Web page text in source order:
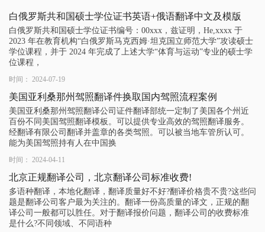
白俄罗斯共和国硕士学位证书英语+俄语翻译中文及模版
白俄罗斯共和国硕士学位证书编号：00xxx，兹证明，He,xxxx 于
2023 年在教育机构“白俄罗斯马克西姆·坦克国立师范大学”攻读硕士
学位课程，并于 2024 年完成了上述大学“体育与运动”专业的硕士学
位课程，
时间： 2024-07-19
美国亚利桑那州驾照翻译件换取国内驾照流程案例
美国亚利桑那州驾照翻译公司证件翻译部统一定制了美国各个州近
百份不同美国驾照翻译模板。可以提供专业高效的驾照翻译服务。
经翻译有限公司翻译并盖章的各类驾照。可以被当地车管所认可。
能为美国驾照持有人在中国换
时间： 2024-04-11
北京正规翻译公司，北京翻译公司标准收费!
多语种翻译，本地化翻译，翻译质量好不好?翻译价格贵不贵?这些问
题是翻译公司客户最为关注的。翻译一份高质量的译文，正规的翻
译公司一般都可以胜任。对于翻译报价问题，翻译公司的收费标准
是什么?不同领域、不同语种